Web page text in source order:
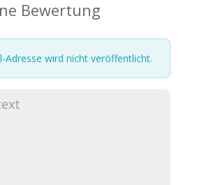
Bewertung
Adresse wird nicht veröffentlicht.